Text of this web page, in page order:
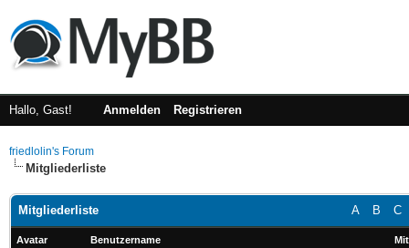
Hallo, Gast! Anmelden Registrieren
friedlolin's Forum
Mitgliederliste
A B C
Mitgliederliste
Avatar Benutzername